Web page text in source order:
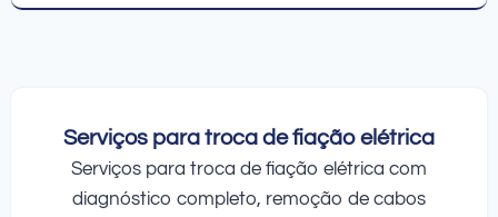
Serviços para troca de fiação elétrica
Serviços para troca de fiação elétrica com
diagnóstico completo, remoção de cabos